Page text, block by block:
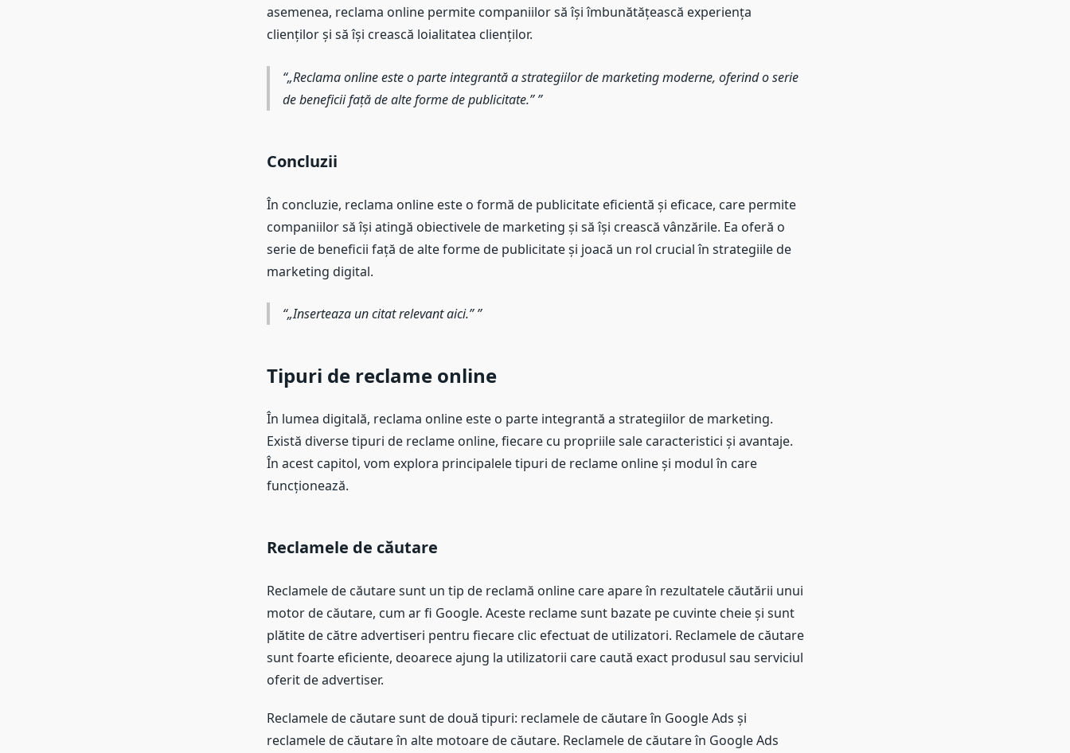
asemenea, reclama online permite companiilor să își îmbunătățească experiența
clienților și să își crească loialitatea clienților.
„Reclama online este o parte integrantă a strategiilor de marketing moderne, oferind o serie
de beneficii față de alte forme de publicitate.”
Concluzii
În concluzie, reclama online este o formă de publicitate eficientă și eficace, care permite
companiilor să își atingă obiectivele de marketing și să își crească vânzările. Ea oferă o
serie de beneficii față de alte forme de publicitate și joacă un rol crucial în strategiile de
marketing digital.
„Inserteaza un citat relevant aici.”
Tipuri de reclame online
În lumea digitală, reclama online este o parte integrantă a strategiilor de marketing.
Există diverse tipuri de reclame online, fiecare cu propriile sale caracteristici și avantaje.
În acest capitol, vom explora principalele tipuri de reclame online și modul în care
funcționează.
Reclamele de căutare
Reclamele de căutare sunt un tip de reclamă online care apare în rezultatele căutării unui
motor de căutare, cum ar fi Google. Aceste reclame sunt bazate pe cuvinte cheie și sunt
plătite de către advertiseri pentru fiecare clic efectuat de utilizatori. Reclamele de căutare
sunt foarte eficiente, deoarece ajung la utilizatorii care caută exact produsul sau serviciul
oferit de advertiser.
Reclamele de căutare sunt de două tipuri: reclamele de căutare în Google Ads și
reclamele de căutare în alte motoare de căutare. Reclamele de căutare în Google Ads